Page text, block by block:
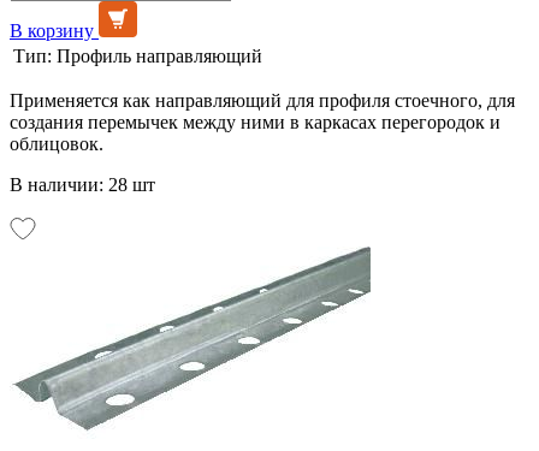
В корзину
Тип: Профиль направляющий
Применяется как направляющий для профиля стоечного, для
создания перемычек между ними в каркасах перегородок и
облицовок.
В наличии: 28 шт